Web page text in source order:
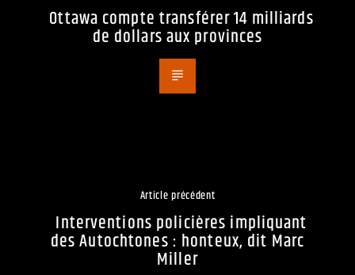
Ottawa compte transférer 14 milliards
de dollars aux provinces
Article précédent
Interventions policières impliquant
des Autochtones : honteux, dit Marc
Miller